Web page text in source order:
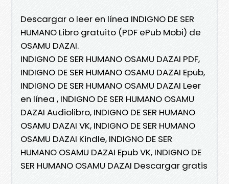
Descargar o leer en línea INDIGNO DE SER
HUMANO Libro gratuito (PDF ePub Mobi) de
OSAMU DAZAI.
INDIGNO DE SER HUMANO OSAMU DAZAI PDF,
INDIGNO DE SER HUMANO OSAMU DAZAI Epub,
INDIGNO DE SER HUMANO OSAMU DAZAI Leer
en línea , INDIGNO DE SER HUMANO OSAMU
DAZAI Audiolibro, INDIGNO DE SER HUMANO
OSAMU DAZAI VK, INDIGNO DE SER HUMANO
OSAMU DAZAI Kindle, INDIGNO DE SER
HUMANO OSAMU DAZAI Epub VK, INDIGNO DE
SER HUMANO OSAMU DAZAI Descargar gratis